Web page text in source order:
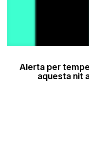
Alerta per
aquesta nit